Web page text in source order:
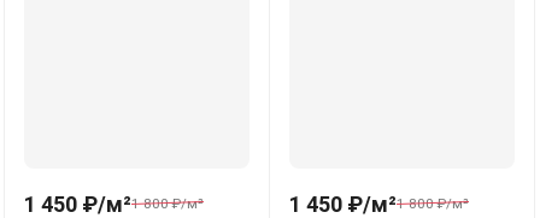
1 450 ₽/м²1 800 ₽/м² 1 450 ₽/м²1 800 ₽/м²